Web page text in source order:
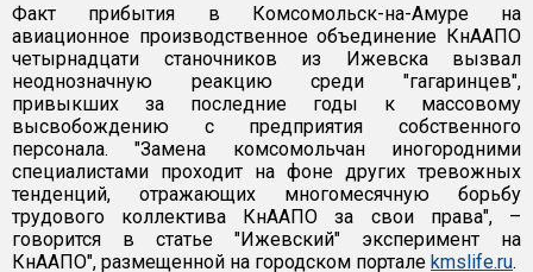
Факт прибытия в Комсомольск-на-Амуре на
авиационное производственное объединение КнААПО
четырнадцати станочников из Ижевска вызвал
неоднозначную реакцию среди "гагаринцев",
привыкших за последние годы к массовому
высвобождению с предприятия собственного
персонала. "Замена комсомольчан иногородними
специалистами проходит на фоне других тревожных
тенденций, отражающих многомесячную борьбу
трудового коллектива КнААПО за свои права", –
говорится в статье "Ижевский" эксперимент на
КнААПО", размещенной на городском портале kmslife.ru.